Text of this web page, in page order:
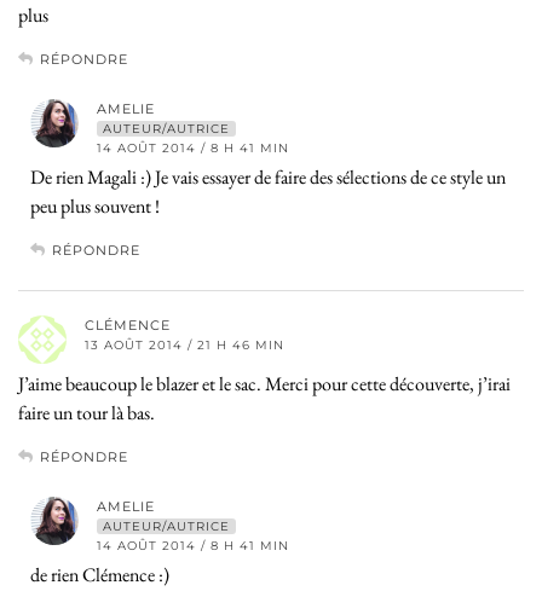
plus
RÉPONDRE
AMELIE
AUTEUR/AUTRICE
14 AOÛT 2014 / 8 H 41 MIN
De rien Magali :) Je vais essayer de faire des sélections de ce style un
peu plus souvent !
RÉPONDRE
CLÉMENCE
13 AOÛT 2014 / 21 H 46 MIN
J’aime beaucoup le blazer et le sac. Merci pour cette découverte, j’irai
faire un tour là bas.
RÉPONDRE
AMELIE
AUTEUR/AUTRICE
14 AOÛT 2014 / 8 H 41 MIN
de rien Clémence :)